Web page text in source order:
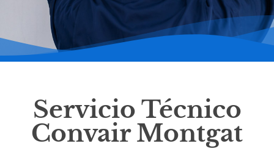
Servicio Técnico
Convair Montgat